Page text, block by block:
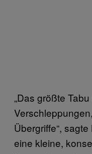
„Das größte
Übergriffe“,
eine kleine,